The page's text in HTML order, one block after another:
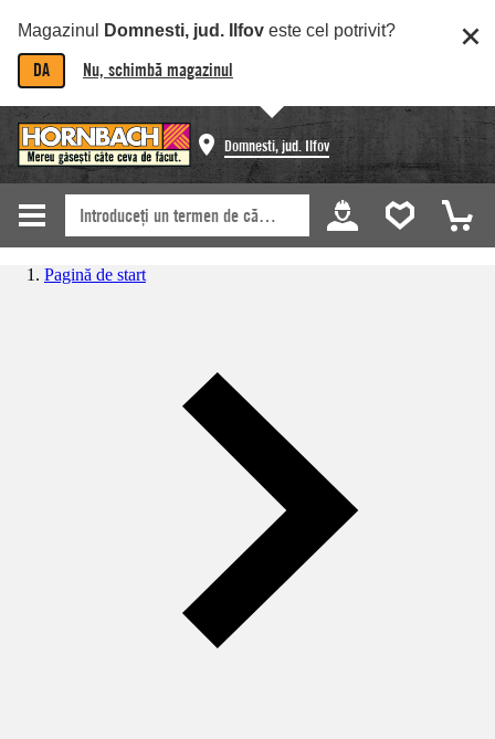
Magazinul Domnesti, jud. Ilfov este cel potrivit?
DA Nu, schimbă magazinul
Domnesti, jud. Ilfov
Pagină de start